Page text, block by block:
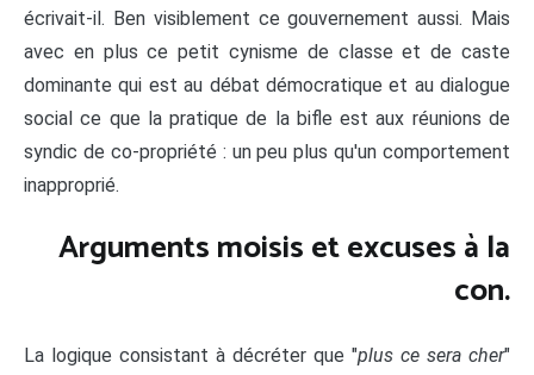
écrivait-il. Ben visiblement ce gouvernement aussi. Mais
avec en plus ce petit cynisme de classe et de caste
dominante qui est au débat démocratique et au dialogue
social ce que la pratique de la bifle est aux réunions de
syndic de co-propriété : un peu plus qu'un comportement
inapproprié.
Arguments moisis et excuses à la
con.
La logique consistant à décréter que "plus ce sera cher"